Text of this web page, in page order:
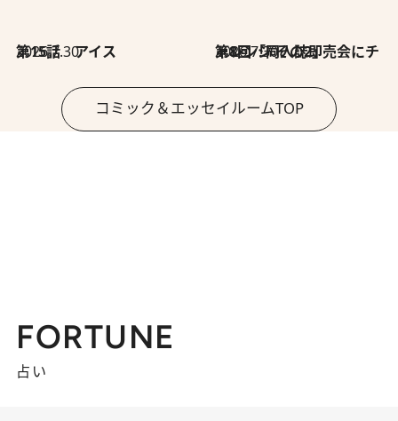
2026.7.30
第15話 アイス 2026.7.30
第8回「同人誌即売会にチャレンジ その2」
コミック＆エッセイルームTOP
FORTUNE
占い